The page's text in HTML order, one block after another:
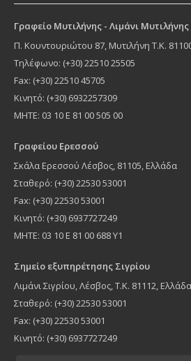
Γραφείο Μυτιλήνης - Λιμάνι Μυτιλήνης
Π. Κουντουριώτου 87, Μυτιλήνη Τ.Κ.
Τηλέφωνο: (+30) 22510 25505
Fax: (+30) 22510 45705
Κινητό: (+30) 6932257309
MHTE: 03 10 Ε 81 00 505 00
Γραφείου Ερεσσού
Σκάλα Ερεσσού Λέσβος, 81105, Ελλάδα
Σταθερό: (+30) 22530 53001
Fax: (+30) 22530 53001
Κινητό: (+30) 6937727249
ΜΗΤΕ: 03 10 Ε 81 00 688 Υ1
Σημείο εξυπηρέτησης Σιγρίου
Λιμάνι Σιγρίου, Λέσβος, Τ.Κ. 81112, Ελλάδα
Σταθερό: (+30) 22530 53001
Fax: (+30) 22530 53001
Κινητό: (+30) 6937727249